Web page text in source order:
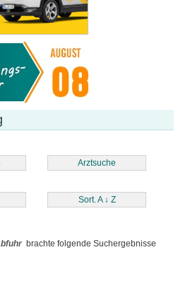
Arztsuche
Sort. A ↓ Z
brachte folgende Suchergebnisse